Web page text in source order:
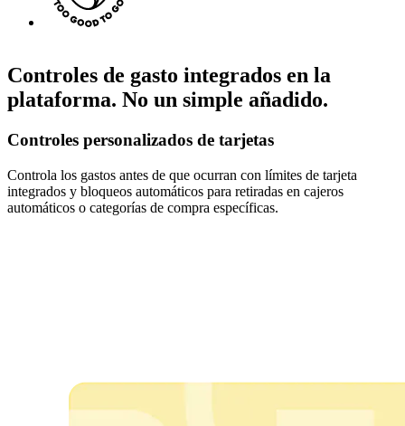
Controles de gasto integrados en la
plataforma. No un simple añadido.
Controles personalizados de tarjetas
Controla los gastos antes de que ocurran con límites de tarjeta
integrados y bloqueos automáticos para retiradas en cajeros
automáticos o categorías de compra específicas.